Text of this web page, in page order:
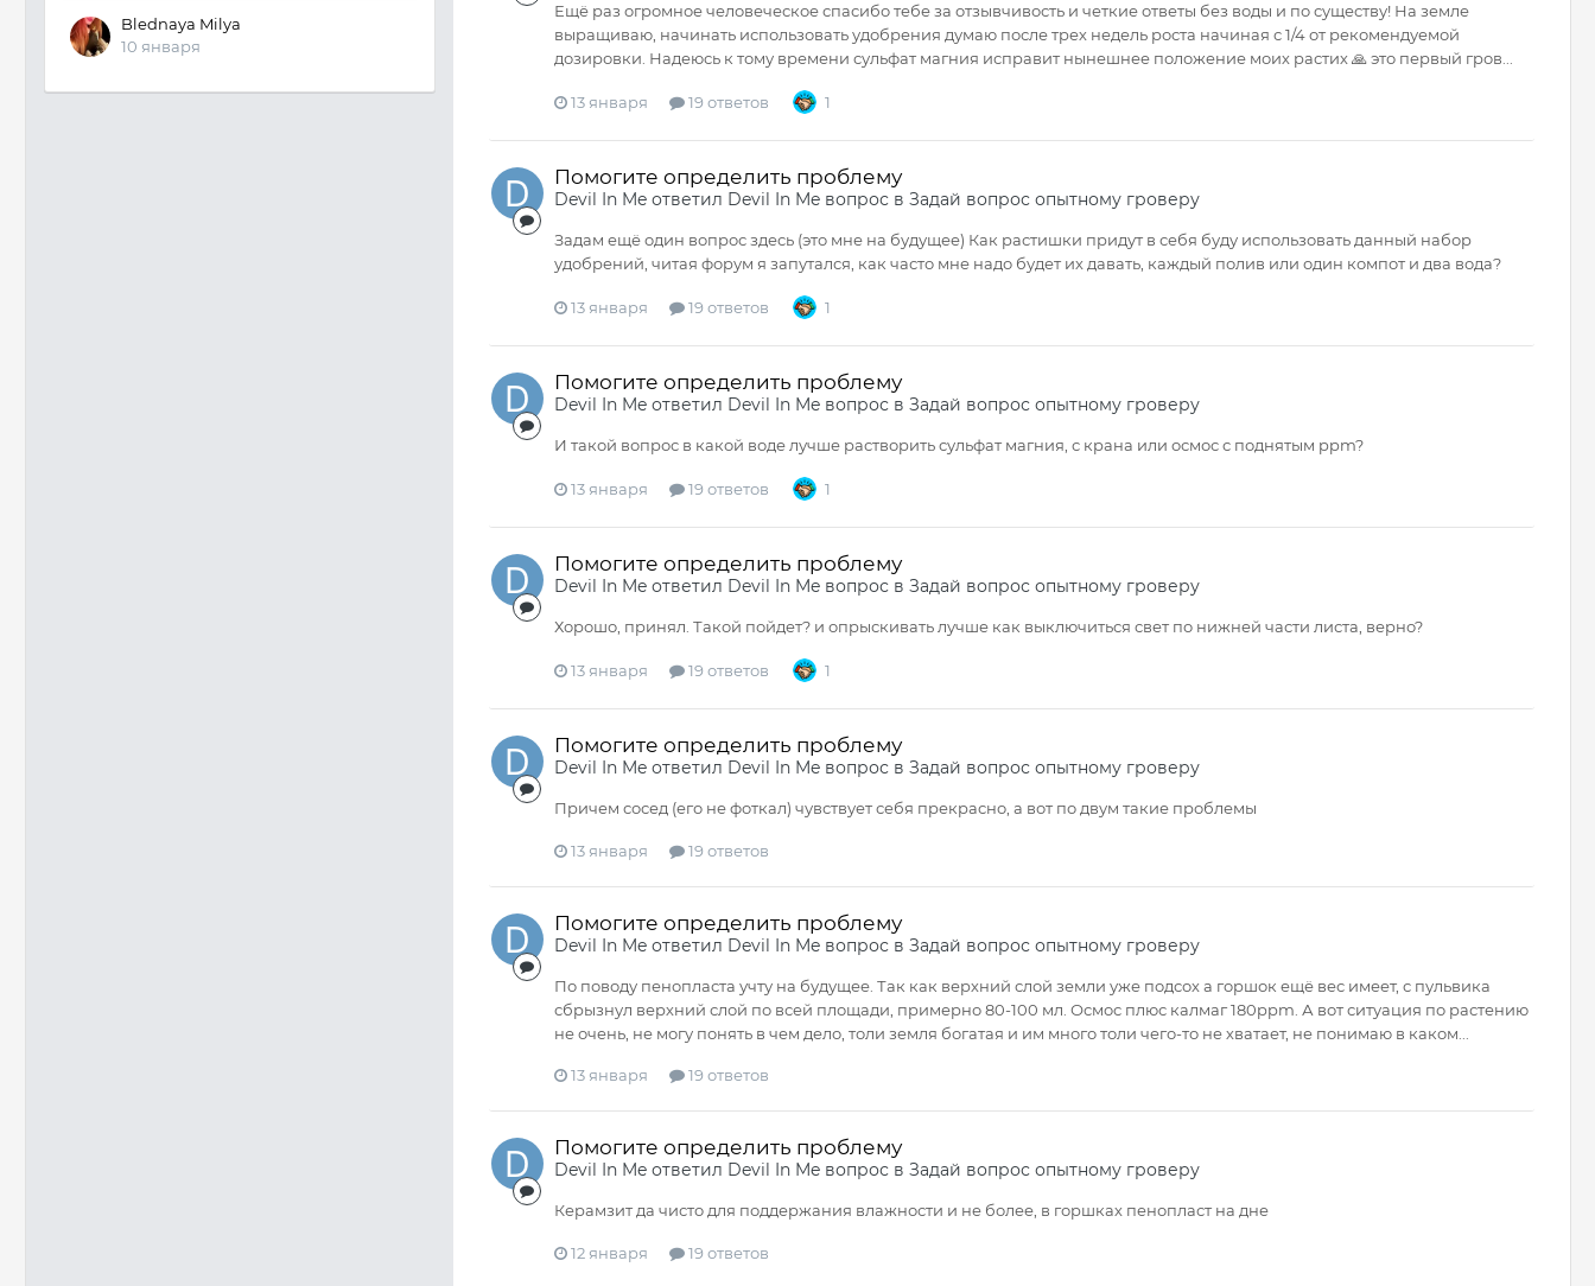
Blednaya Milya
10 января
Ещё раз огромное человеческое спасибо тебе за отзывчивость и четкие ответы без воды и по существу! На земле
выращиваю, начинать использовать удобрения думаю после трех недель роста начиная с 1/4 от рекомендуемой
дозировки. Надеюсь к тому времени сульфат магния исправит нынешнее положение моих растих 🙏 это первый гров...
13 января 19 ответов 1
Помогите определить проблему
Devil In Meответил Devil In Meвопрос в Задай вопрос опытному гроверу
Задам ещё один вопрос здесь (это мне на будущее) Как растишки придут в себя буду использовать данный набор
удобрений, читая форум я запутался, как часто мне надо будет их давать, каждый полив или один компот и два вода?
13 января 19 ответов 1
Помогите определить проблему
Devil In Meответил Devil In Meвопрос в Задай вопрос опытному гроверу
И такой вопрос в какой воде лучше растворить сульфат магния, с крана или осмос с поднятым ppm?
13 января 19 ответов 1
Помогите определить проблему
Devil In Meответил Devil In Meвопрос в Задай вопрос опытному гроверу
Хорошо, принял. Такой пойдет? и опрыскивать лучше как выключиться свет по нижней части листа, верно?
13 января 19 ответов 1
Помогите определить проблему
Devil In Meответил Devil In Meвопрос в Задай вопрос опытному гроверу
Причем сосед (его не фоткал) чувствует себя прекрасно, а вот по двум такие проблемы
13 января 19 ответов
Помогите определить проблему
Devil In Meответил Devil In Meвопрос в Задай вопрос опытному гроверу
По поводу пенопласта учту на будущее. Так как верхний слой земли уже подсох а горшок ещё вес имеет, с пульвика
сбрызнул верхний слой по всей площади, примерно 80-100 мл. Осмос плюс калмаг 180ppm. А вот ситуация по растению
не очень, не могу понять в чем дело, толи земля богатая и им много толи чего-то не хватает, не понимаю в каком...
13 января 19 ответов
Помогите определить проблему
Devil In Meответил Devil In Meвопрос в Задай вопрос опытному гроверу
Керамзит да чисто для поддержания влажности и не более, в горшках пенопласт на дне
12 января 19 ответов